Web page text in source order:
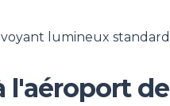
lumineux
l'aéroport